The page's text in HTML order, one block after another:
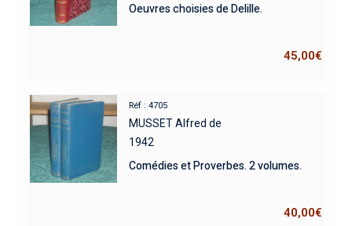
Oeuvres choisies de Delille.
45,00€
Réf : 4705
MUSSET Alfred de
1942
Comédies et Proverbes. 2 volumes.
40,00€